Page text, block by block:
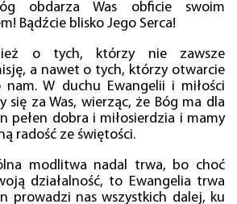
obdarza Was obficie swoim
Bądźcie blisko Jego Serca!
o tych, którzy nie zawsze
a nawet o tych, którzy otwarcie
nam. W duchu Ewangelii i miłości
się za Was, wierząc, że Bóg ma dla
pełen dobra i miłosierdzia i mamy
radość ze świętości.
modlitwa nadal trwa, bo choć
działalność, to Ewangelia trwa
prowadzi nas wszystkich dalej, ku